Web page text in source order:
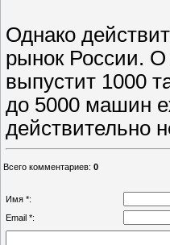
Однако
рынок России. О
выпустит 1000
до 5000 машин
действительно
Всего комментариев: 0
Имя *:
Email *: